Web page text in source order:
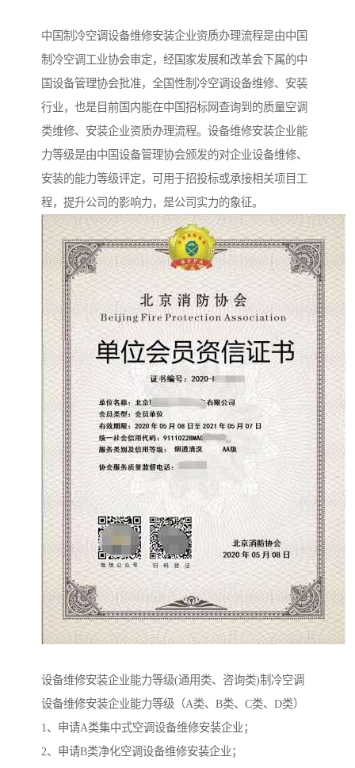
中国制冷空调设备维修安装企业资质办理流程是由中国
制冷空调工业协会审定，经国家发展和改革会下属的中
国设备管理协会批准，全国性制冷空调设备维修、安装
行业，也是目前国内能在中国招标网查询到的质量空调
类维修、安装企业资质办理流程。设备维修安装企业能
力等级是由中国设备管理协会颁发的对企业设备维修、
安装的能力等级评定，可用于招投标或承接相关项目工
程，提升公司的影响力，是公司实力的象征。
设备维修安装企业能力等级(通用类、咨询类)制冷空调
设备维修安装企业能力等级（A类、B类、C类、D类）
1、申请A类集中式空调设备维修安装企业；
2、申请B类净化空调设备维修安装企业；